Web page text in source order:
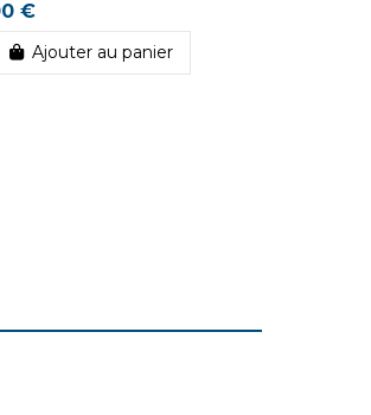
€
Ajouter au panier